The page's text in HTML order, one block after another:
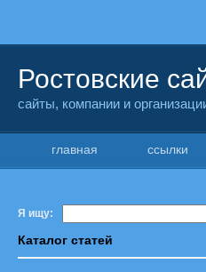
Ростовские
сайты, компании и
главная ссылки
Я ищу:
Каталог статей